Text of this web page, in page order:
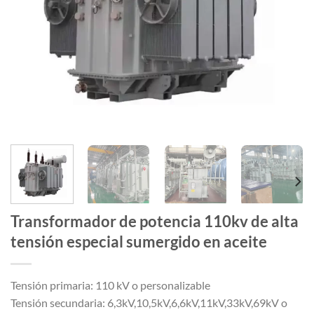
Transformador de potencia 110kv de alta
tensión especial sumergido en aceite
Tensión primaria: 110 kV o personalizable
Tensión secundaria: 6,3kV,10,5kV,6,6kV,11kV,33kV,69kV o